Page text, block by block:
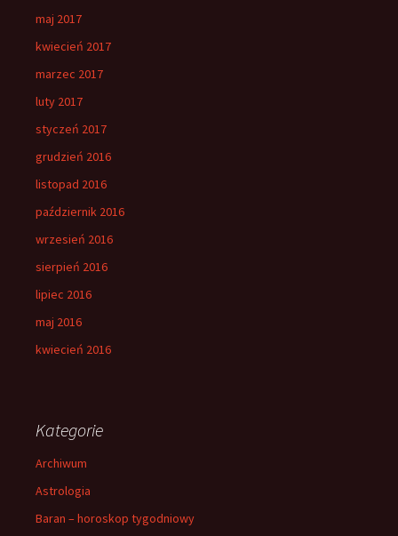
maj 2017
kwiecień 2017
marzec 2017
luty 2017
styczeń 2017
grudzień 2016
listopad 2016
październik 2016
wrzesień 2016
sierpień 2016
lipiec 2016
maj 2016
kwiecień 2016
Kategorie
Archiwum
Astrologia
Baran – horoskop tygodniowy